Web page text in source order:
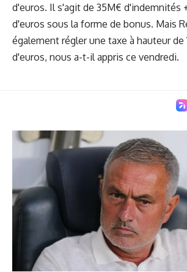
d'euros. Il s'agit de 35M€ d'indemnités
d'euros sous la forme de bonus. Mais
également régler une taxe à hauteur de
d'euros, nous a-t-il appris ce vendredi.